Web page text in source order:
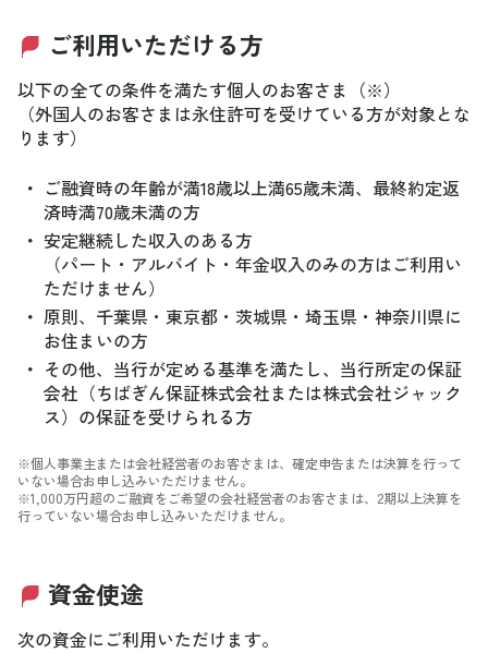
ご利用いただける方
以下の全ての条件を満たす個人のお客さま（※）
（外国人のお客さまは永住許可を受けている方が対象とな
ります）
・ ご融資時の年齢が満18歳以上満65歳未満、最終約定返
済時満70歳未満の方
・ 安定継続した収入のある方
（パート・アルバイト・年金収入のみの方はご利用い
ただけません）
・ 原則、千葉県・東京都・茨城県・埼玉県・神奈川県に
お住まいの方
・ その他、当行が定める基準を満たし、当行所定の保証
会社（ちばぎん保証株式会社または株式会社ジャック
ス）の保証を受けられる方
※個人事業主または会社経営者のお客さまは、確定申告または決算を行って
いない場合お申し込みいただけません。
※1,000万円超のご融資をご希望の会社経営者のお客さまは、2期以上決算を
行っていない場合お申し込みいただけません。
資金使途
次の資金にご利用いただけます。